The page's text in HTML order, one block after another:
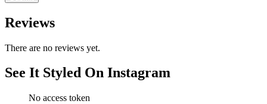
Reviews
There are no reviews yet.
See It Styled On Instagram
No access token